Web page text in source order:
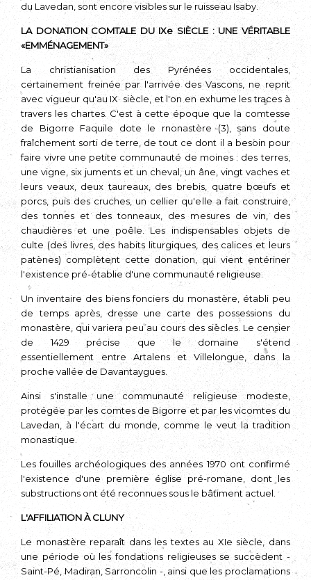
du Lavedan, sont encore visibles sur le ruisseau Isaby.
LA DONATION COMTALE DU IXe SIÈCLE : UNE VÉRITABLE
«EMMÉNAGEMENT»
La christianisation des Pyrénées occidentales,
certainement freinée par l'ar­rivée des Vascons, ne reprit
avec vigueur qu'au IX· siècle, et l'on en exhume les traces à
travers les chartes. C'est à cette époque que la comtesse
de Bigorre Faquile dote le rnonastère (3), sans doute
fraîchement sorti de terre, de tout ce dont il a besoin pour
faire vivre une petite communauté de moines : des terres,
une vigne, six juments et un cheval, un âne, vingt vaches et
leurs veaux, deux taureaux, des brebis, quatre bœufs et
porcs, puis des cruches, un cellier qu'elle a fait construire,
des tonnes et des tonneaux, des mesures de vin, des
chaudières et une poêle. Les indispensables objets de
culte (des livres, des habits liturgiques, des calices et leurs
patènes) complètent cette donation, qui vient entériner
l'existence pré-établie d'une communauté religieuse.
Un inventaire des biens fonciers du monastère, établi peu
de temps après, dresse une carte des possessions du
monastère, qui variera peu au cours des siècles. Le censier
de 1429 précise que le domaine s'étend
essentiellement entre Artalens et Villelongue, dans la
proche vallée de Davantaygues.
Ainsi s'installe une communauté religieuse modeste,
protégée par les comtes de Bigorre et par les vicomtes du
Lavedan, à l'écart du monde, comme le veut la tradition
monastique.
Les fouilles archéologiques des années 1970 ont confirmé
l'existence d'une première église pré-romane, dont les
substructions ont été reconnues sous le bâtiment actuel.
L'AFFILIATION À CLUNY
Le monastère reparaît dans les textes au XIe siècle, dans
une période où les fondations religieuses se succèdent -
Saint-Pé, Madiran, Sarroncolin -, ainsi que les proclamations